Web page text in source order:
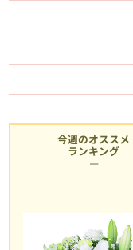
今週のオススメ
ランキング